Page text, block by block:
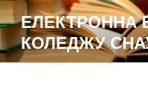
Перейти
до
вмісту
ЕЛЕКТРОННА
КОЛЕДЖУ